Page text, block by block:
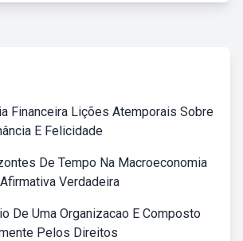
Financeira Lições Atemporais Sobre
E Felicidade
De Tempo Na Macroeconomia
Verdadeira
De Uma Organizacao E Composto
Pelos Direitos